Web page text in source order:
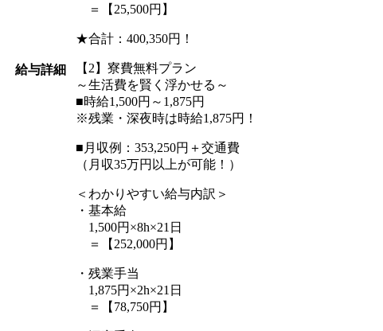
給与詳細
＝【25,500円】
★合計：400,350円！
【2】寮費無料プラン
～生活費を賢く浮かせる～
■時給1,500円～1,875円
※残業・深夜時は時給1,875円！
■月収例：353,250円＋交通費
（月収35万円以上が可能！）
＜わかりやすい給与内訳＞
・基本給
1,500円×8h×21日
＝【252,000円】
・残業手当
1,875円×2h×21日
＝【78,750円】